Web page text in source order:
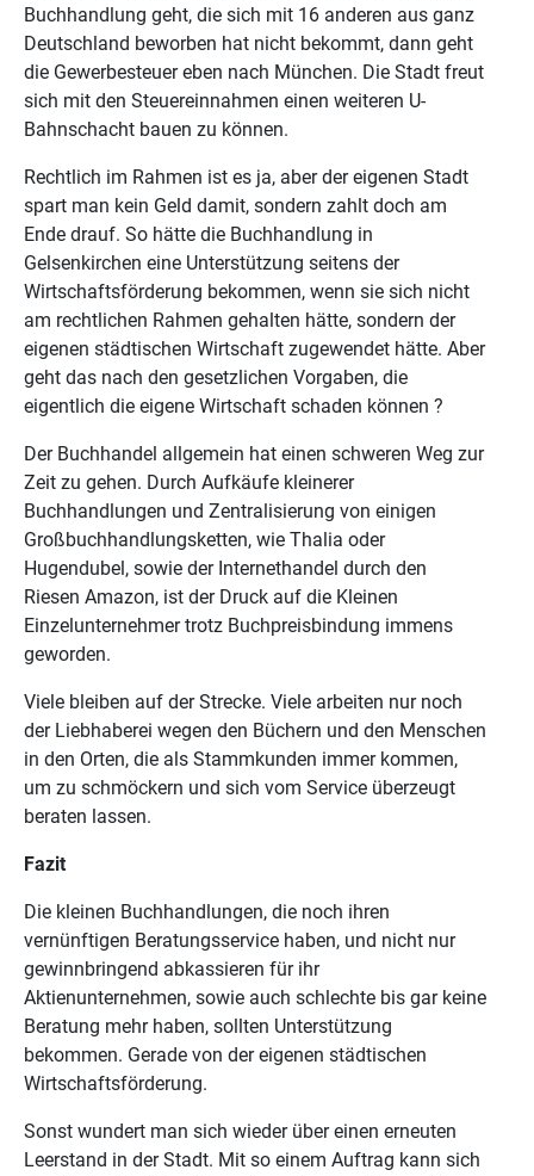
Buchhandlung geht, die sich mit 16 anderen aus ganz
Deutschland beworben hat nicht bekommt, dann geht
die Gewerbesteuer eben nach München. Die Stadt freut
sich mit den Steuereinnahmen einen weiteren U-
Bahnschacht bauen zu können.
Rechtlich im Rahmen ist es ja, aber der eigenen Stadt
spart man kein Geld damit, sondern zahlt doch am
Ende drauf. So hätte die Buchhandlung in
Gelsenkirchen eine Unterstützung seitens der
Wirtschaftsförderung bekommen, wenn sie sich nicht
am rechtlichen Rahmen gehalten hätte, sondern der
eigenen städtischen Wirtschaft zugewendet hätte. Aber
geht das nach den gesetzlichen Vorgaben, die
eigentlich die eigene Wirtschaft schaden können ?
Der Buchhandel allgemein hat einen schweren Weg zur
Zeit zu gehen. Durch Aufkäufe kleinerer
Buchhandlungen und Zentralisierung von einigen
Großbuchhandlungsketten, wie Thalia oder
Hugendubel, sowie der Internethandel durch den
Riesen Amazon, ist der Druck auf die Kleinen
Einzelunternehmer trotz Buchpreisbindung immens
geworden.
Viele bleiben auf der Strecke. Viele arbeiten nur noch
der Liebhaberei wegen den Büchern und den Menschen
in den Orten, die als Stammkunden immer kommen,
um zu schmöckern und sich vom Service überzeugt
beraten lassen.
Fazit
Die kleinen Buchhandlungen, die noch ihren
vernünftigen Beratungsservice haben, und nicht nur
gewinnbringend abkassieren für ihr
Aktienunternehmen, sowie auch schlechte bis gar keine
Beratung mehr haben, sollten Unterstützung
bekommen. Gerade von der eigenen städtischen
Wirtschaftsförderung.
Sonst wundert man sich wieder über einen erneuten
Leerstand in der Stadt. Mit so einem Auftrag kann sich